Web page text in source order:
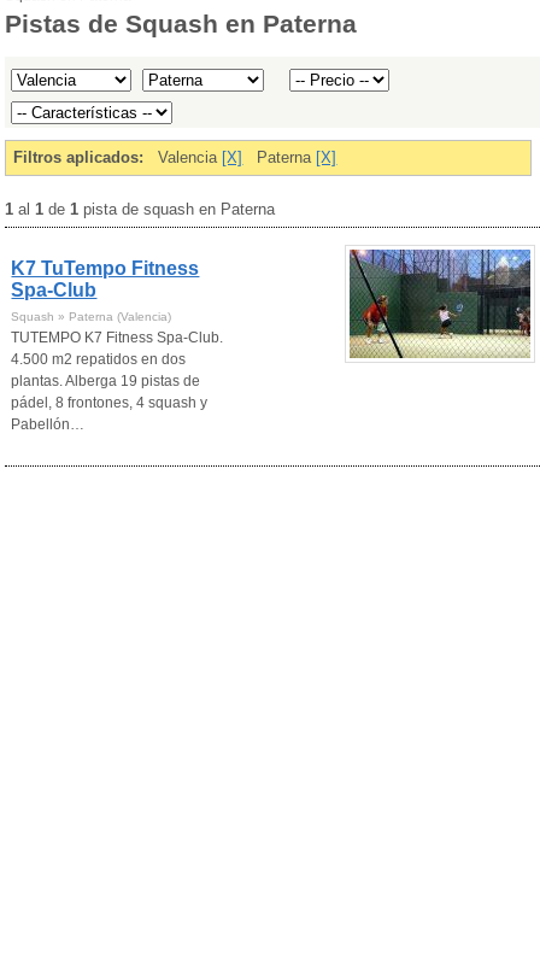
Pistas de Squash en Paterna
Filtros aplicados: Valencia [X] Paterna [X]
1 al1 de1 pista de squash en Paterna
K7 TuTempo Fitness
Spa-Club
Squash » Paterna (Valencia)
TUTEMPO K7 Fitness Spa-Club.
4.500 m2 repatidos en dos
plantas. Alberga 19 pistas de
pádel, 8 frontones, 4 squash y
Pabellón…